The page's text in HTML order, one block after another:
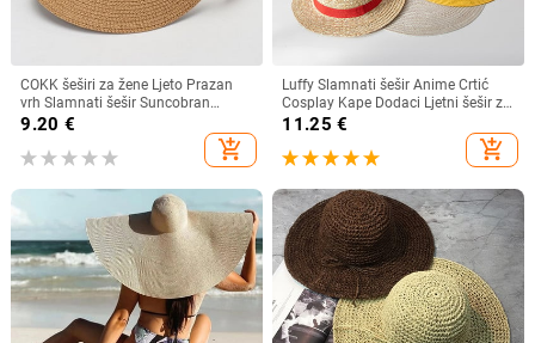
COKK šeširi za žene Ljeto Prazan
vrh Slamnati šešir Suncobran
Krema za sunčanje Šešir za plažu
Ženski štitnik za zaštitu od sunca
Roditelji Dječji Šeširi za sunce
9.20 €
add_shopping_cart
Luffy Slamnati šešir Anime Crtić
Cosplay Kape Dodaci Ljetni šešir za
sunce Suncobran Šešir za roditelje i
dijete Luffy šešir za žene Muškarci
11.25 €
add_shopping_cart